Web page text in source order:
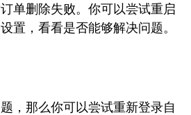
单删除失败。你可以尝试重启
置，看看是否能够解决问题。
，那么你可以尝试重新登录自